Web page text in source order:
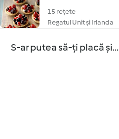
15 rețete
Regatul Unit și Irlanda
S-ar putea să-ți placă și...